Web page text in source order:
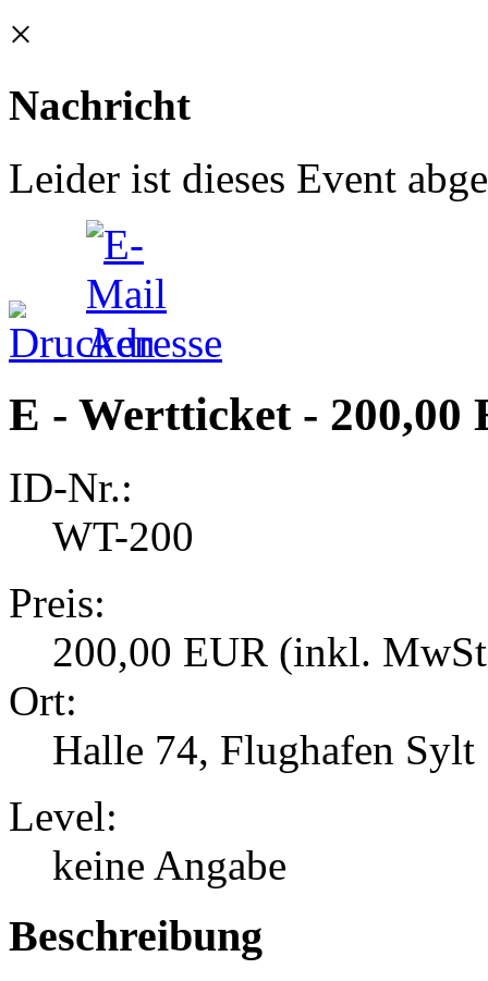
×
Nachricht
Leider ist dieses Event
E - Wertticket - 200,00
ID-Nr.:
WT-200
Preis:
200,00 EUR (inkl.
Ort:
Halle 74, Flughafen Sylt
Level:
keine Angabe
Beschreibung